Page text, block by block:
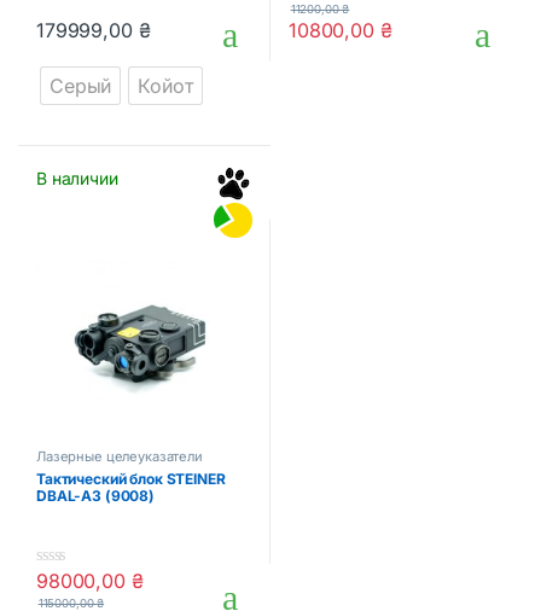
o
t
f
179999,00 ₴
Этот товар имеет несколько вариаций. Опции можно
Серый Койот
0
o
10800,00 ₴
11200,00₴
В наличии
Лазерные целеуказатели
Тактический блок STEINER
DBAL-A3 (9008)
0
o
98000,00 ₴
115000,00₴